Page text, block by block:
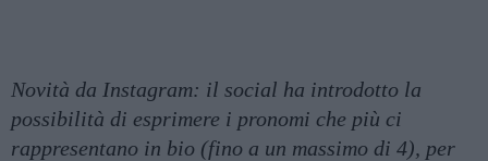
Novità da Instagram: il social ha introdotto la
possibilità di esprimere i pronomi che più ci
rappresentano in bio (fino a un massimo di 4), per